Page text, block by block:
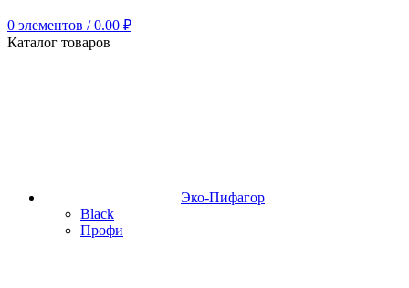
0 элементов / 0.00 ₽
Каталог товаров
Эко-Пифагор
Black
Профи